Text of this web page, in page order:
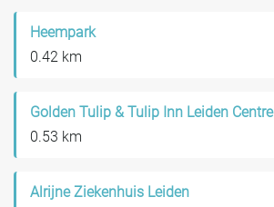
Heempark
0.42 km
Golden Tulip & Tulip Inn Leiden Centre
0.53 km
Alrijne Ziekenhuis Leiden